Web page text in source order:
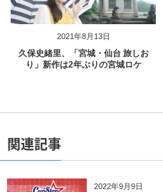
2021年8月13日
久保史緒里、「宮城・仙台 旅しお
り」新作は2年ぶりの宮城ロケ
関連記事
2022年9月9日